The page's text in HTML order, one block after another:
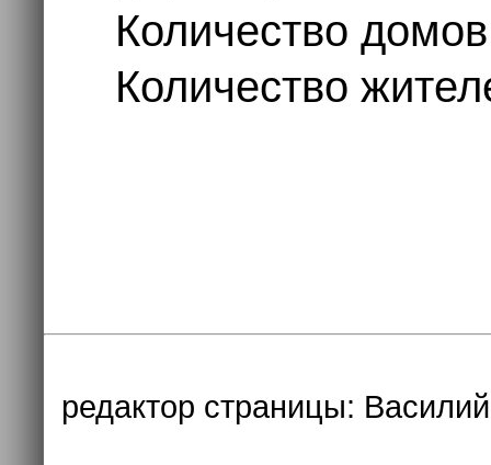
Количество
Количество
редактор страницы: